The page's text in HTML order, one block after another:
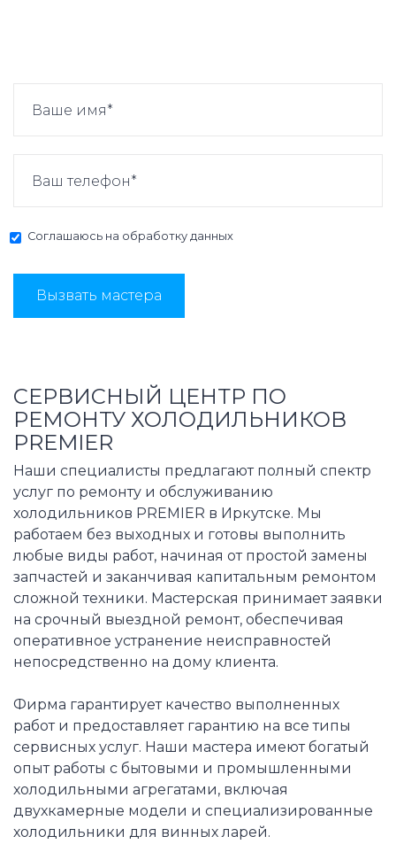
Соглашаюсь на обработку данных
Вызвать мастера
СЕРВИСНЫЙ ЦЕНТР ПО
РЕМОНТУ ХОЛОДИЛЬНИКОВ
PREMIER
Наши специалисты предлагают полный спектр
услуг по ремонту и обслуживанию
холодильников PREMIER в Иркутске. Мы
работаем без выходных и готовы выполнить
любые виды работ, начиная от простой замены
запчастей и заканчивая капитальным ремонтом
сложной техники. Мастерская принимает заявки
на срочный выездной ремонт, обеспечивая
оперативное устранение неисправностей
непосредственно на дому клиента.
Фирма гарантирует качество выполненных
работ и предоставляет гарантию на все типы
сервисных услуг. Наши мастера имеют богатый
опыт работы с бытовыми и промышленными
холодильными агрегатами, включая
двухкамерные модели и специализированные
холодильники для винных ларей.